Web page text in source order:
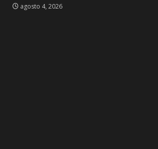
agosto 4, 2026